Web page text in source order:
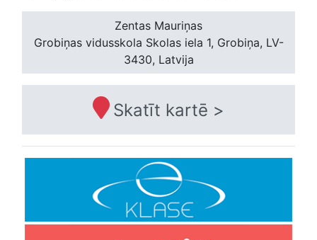
Zentas Mauriņas
Grobiņas vidusskola Skolas iela 1, Grobiņa, LV-
3430, Latvija
Skatīt kartē >